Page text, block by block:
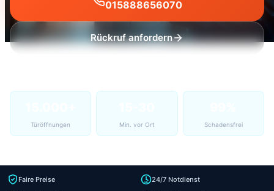
015888656070
Rückruf anfordern
Türöffnungen Min. vor Ort Schadensfrei
Faire Preise
24/7 Notdienst